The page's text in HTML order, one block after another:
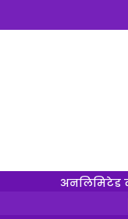
अनलिमिटेड